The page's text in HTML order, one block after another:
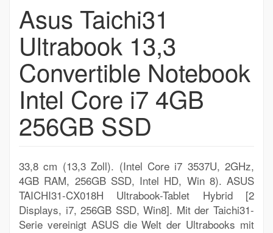
Asus Taichi31
Ultrabook 13,3
Convertible Notebook
Intel Core i7 4GB
256GB SSD
33,8 cm (13,3 Zoll). (Intel Core i7 3537U, 2GHz,
4GB RAM, 256GB SSD, Intel HD, Win 8). ASUS
TAICHI31-CX018H Ultrabook-Tablet Hybrid [2
Displays, i7, 256GB SSD, Win8]. Mit der Taichi31-
Serie vereinigt ASUS die Welt der Ultrabooks mit